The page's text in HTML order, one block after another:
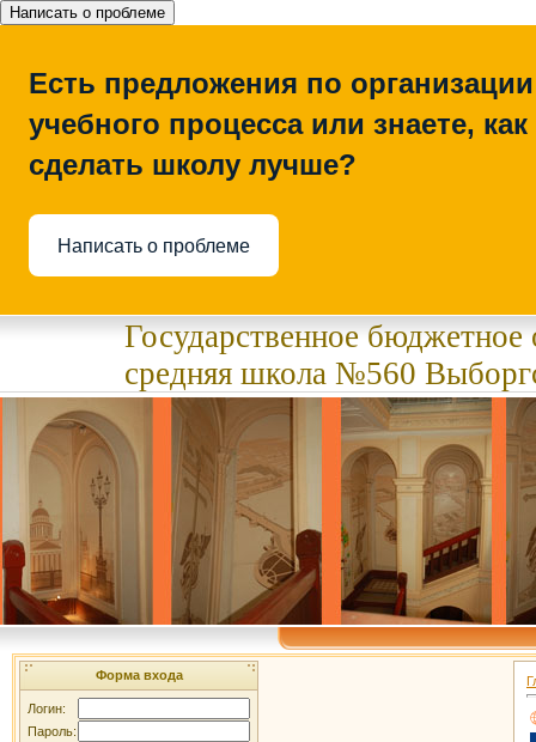
Написать о проблеме
Есть предложения по организации
учебного процесса или знаете, как
сделать школу лучше?
Написать о проблеме
Государственное
средняя школа №560
Форма входа
Логин:
Пароль: